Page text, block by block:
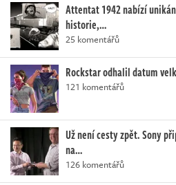
Attentat 1942 nabízí
historie,…
25 komentářů
Rockstar odhalil datum
121 komentářů
Už není cesty zpět. Sony
na…
126 komentářů